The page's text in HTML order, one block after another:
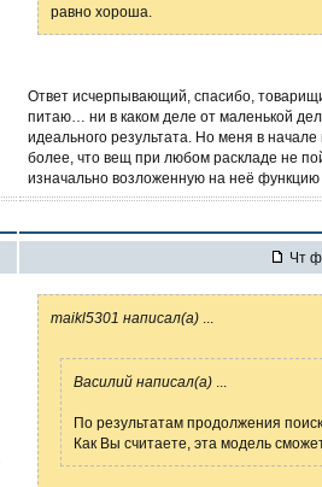
равно хороша.
Ответ исчерпывающий, спасибо,
питаю… ни в каком деле от маленькой
идеального результата. Но меня в
более, что вещ при любом раскладе не
изначально возложенную на неё
Чт
maikl5301 написал(а)
Вaсилий написал(а)
По результатам продолжения
Как Вы считаете, эта модель